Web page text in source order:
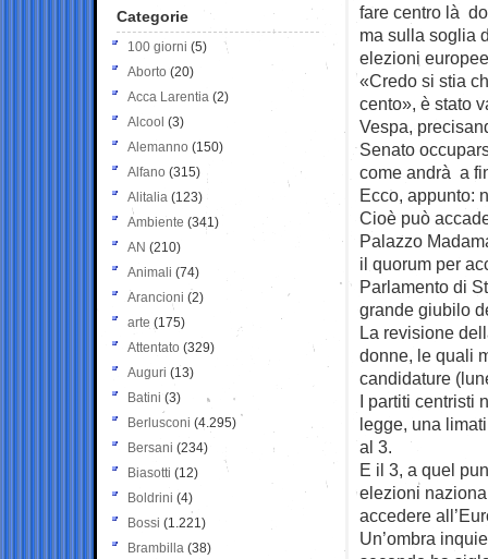
fare centro là
ma sulla soglia
elezioni
«Credo si stia
cento», è stato
Vespa,
Senato
come andrà a
Ecco, appunto:
Cioè può
Palazzo
il quorum per
Parlamento di
grande giubilo
La revisione
donne, le quali
candidature
I partiti centristi
legge, una
al 3.
E il 3, a quel
elezioni
accedere
Un’ombra
Categorie
100 giorni (5)
Aborto (20)
Acca Larentia (2)
Alcool (3)
Alemanno (150)
Alfano (315)
Alitalia (123)
Ambiente (341)
AN (210)
Animali (74)
Arancioni (2)
arte (175)
Attentato (329)
Auguri (13)
Batini (3)
Berlusconi (4.295)
Bersani (234)
Biasotti (12)
Boldrini (4)
Bossi (1.221)
Brambilla (38)